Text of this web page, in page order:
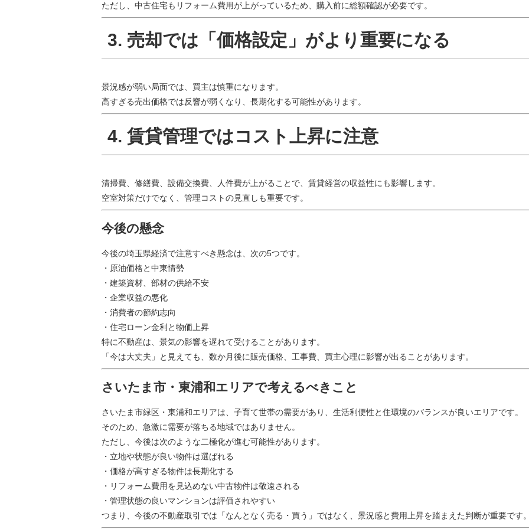
ただし、中古住宅もリフォーム費用が上がっているため、購入前に総額確認が必要です。
3. 売却では「価格設定」がより重要になる
景況感が弱い局面では、買主は慎重になります。
高すぎる売出価格では反響が弱くなり、長期化する可能性があります。
4. 賃貸管理ではコスト上昇に注意
清掃費、修繕費、設備交換費、人件費が上がることで、賃貸経営の収益性にも影響します。
空室対策だけでなく、管理コストの見直しも重要です。
今後の懸念
今後の埼玉県経済で注意すべき懸念は、次の5つです。
・原油価格と中東情勢
・建築資材、部材の供給不安
・企業収益の悪化
・消費者の節約志向
・住宅ローン金利と物価上昇
特に不動産は、景気の影響を遅れて受けることがあります。
「今は大丈夫」と見えても、数か月後に販売価格、工事費、買主心理に影響が出ることがあります。
さいたま市・東浦和エリアで考えるべきこと
さいたま市緑区・東浦和エリアは、子育て世帯の需要があり、生活利便性と住環境のバランスが良いエリアです。
そのため、急激に需要が落ちる地域ではありません。
ただし、今後は次のような二極化が進む可能性があります。
・立地や状態が良い物件は選ばれる
・価格が高すぎる物件は長期化する
・リフォーム費用を見込めない中古物件は敬遠される
・管理状態の良いマンションは評価されやすい
つまり、今後の不動産取引では「なんとなく売る・買う」ではなく、景況感と費用上昇を踏まえた判断が重要です